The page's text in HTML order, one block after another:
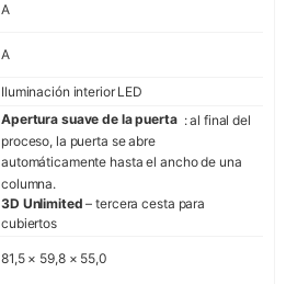
Vanguardia
A
A
Iluminación interior LED
Apertura suave de la puerta: al final del
proceso, la puerta se abre
automáticamente hasta el ancho de una
columna.
3D Unlimited – tercera cesta para
cubiertos
81,5 × 59,8 × 55,0